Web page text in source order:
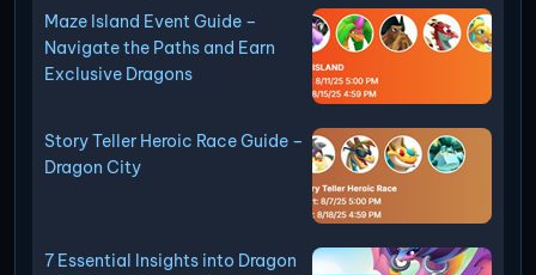
Maze Island Event Guide –
Navigate the Paths and Earn
Exclusive Dragons
Story Teller Heroic Race Guide –
Dragon City
7 Essential Insights into Dragon